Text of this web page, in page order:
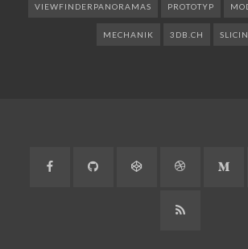
VIEWFINDERPANORAMAS PROTOTYP
MECHANIK 3DB.CH
Facebook GitHub CodePen Dribbble
RSS